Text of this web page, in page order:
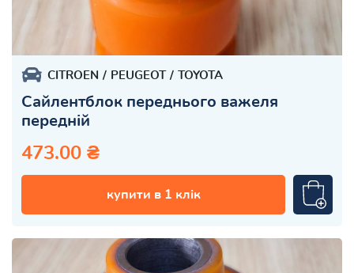
CITROEN PEUGEOT TOYOTA
Сайлентблок переднього важеля
передній
473.00 ₴
купити в 1 клік